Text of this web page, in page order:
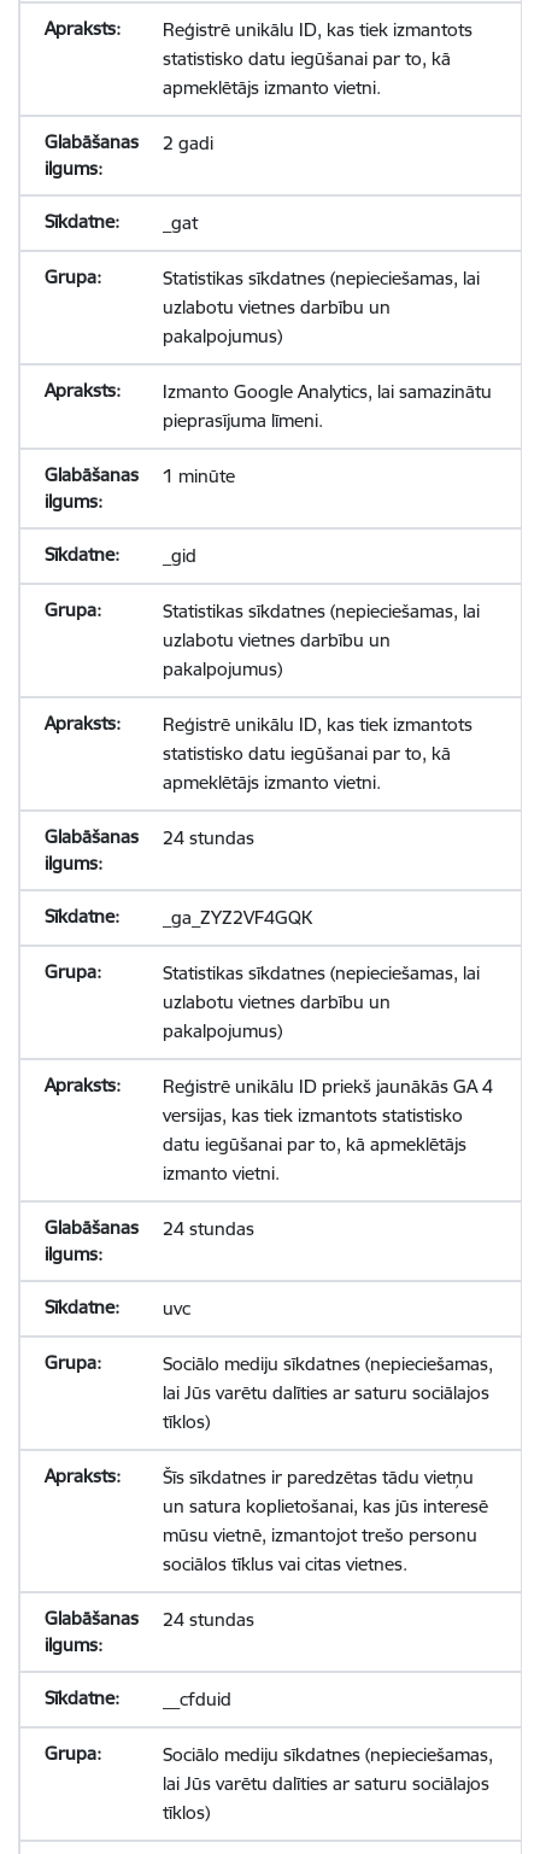
Reģistrē unikālu ID, kas tiek izmantots
statistisko datu iegūšanai par to, kā
apmeklētājs izmanto vietni.
2 gadi
_gat
Statistikas sīkdatnes (nepieciešamas, lai
uzlabotu vietnes darbību un
pakalpojumus)
Izmanto Google Analytics, lai samazinātu
pieprasījuma līmeni.
1 minūte
_gid
Statistikas sīkdatnes (nepieciešamas, lai
uzlabotu vietnes darbību un
pakalpojumus)
Reģistrē unikālu ID, kas tiek izmantots
statistisko datu iegūšanai par to, kā
apmeklētājs izmanto vietni.
24 stundas
_ga_ZYZ2VF4GQK
Statistikas sīkdatnes (nepieciešamas, lai
uzlabotu vietnes darbību un
pakalpojumus)
Reģistrē unikālu ID priekš jaunākās GA 4
versijas, kas tiek izmantots statistisko
datu iegūšanai par to, kā apmeklētājs
izmanto vietni.
24 stundas
uvc
Sociālo mediju sīkdatnes (nepieciešamas,
lai Jūs varētu dalīties ar saturu sociālajos
tīklos)
Šīs sīkdatnes ir paredzētas tādu vietņu
un satura koplietošanai, kas jūs interesē
mūsu vietnē, izmantojot trešo personu
sociālos tīklus vai citas vietnes.
24 stundas
__cfduid
Sociālo mediju sīkdatnes (nepieciešamas,
lai Jūs varētu dalīties ar saturu sociālajos
tīklos)